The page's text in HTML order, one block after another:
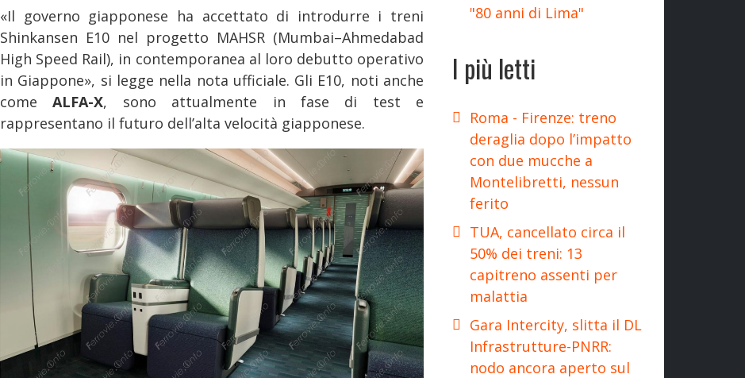
«Il governo giapponese ha accettato di introdurre i treni
Shinkansen E10 nel progetto MAHSR (Mumbai–Ahmedabad
High Speed Rail), in contemporanea al loro debutto operativo
in Giappone», si legge nella nota ufficiale. Gli E10, noti anche
comeALFA-X, sono attualmente in fase di test e
rappresentano il futuro dell’alta velocità giapponese.
"80 anni di Lima"
I più letti
Roma - Firenze: treno
deraglia dopo l’impatto
con due mucche a
Montelibretti, nessun
ferito
TUA, cancellato circa il
50% dei treni: 13
capitreno assenti per
malattia
Gara Intercity, slitta il DL
Infrastrutture-PNRR:
nodo ancora aperto sul